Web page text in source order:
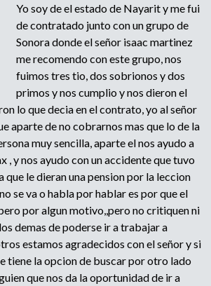
Yo soy de el estado de Nayarit y me fui
de contratado junto con un grupo de
Sonora donde el señor isaac martinez
me recomendo con este grupo, nos
fuimos tres tio, dos sobrionos y dos
primos y nos cumplio y nos dieron el
lo que decia en el contrato, yo al señor
aparte de no cobrarnos mas que lo de la
muy sencilla, aparte el nos ayudo a
, y nos ayudo con un accidente que tuvo
que le dieran una pension por la leccion
se va o habla por hablar es por que el
por algun motivo,,pero no critiquen ni
demas de poderse ir a trabajar a
estamos agradecidos con el señor y si
tiene la opcion de buscar por otro lado
que nos da la oportunidad de ir a